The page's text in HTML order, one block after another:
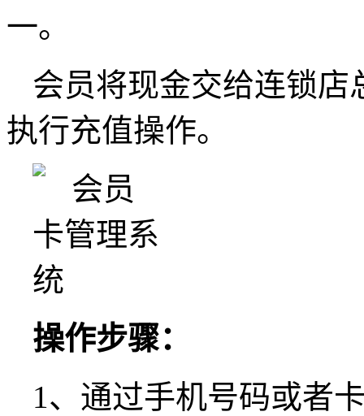
一。
会员将现金交给连锁
执行充值操作。
操作步骤：
1、通过手机号码或者